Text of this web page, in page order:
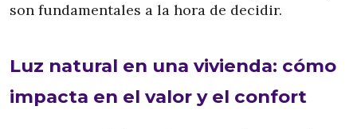
son fundamentales a la hora de decidir.
Luz natural en una vivienda: cómo
impacta en el valor y el confort